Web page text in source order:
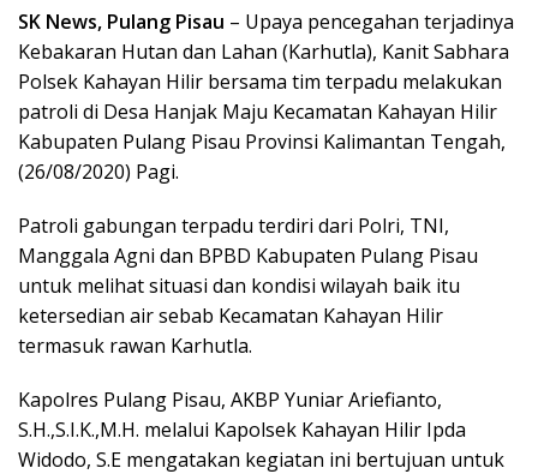
SK News, Pulang Pisau – Upaya pencegahan terjadinya
Kebakaran Hutan dan Lahan (Karhutla), Kanit Sabhara
Polsek Kahayan Hilir bersama tim terpadu melakukan
patroli di Desa Hanjak Maju Kecamatan Kahayan Hilir
Kabupaten Pulang Pisau Provinsi Kalimantan Tengah,
(26/08/2020) Pagi.
Patroli gabungan terpadu terdiri dari Polri, TNI,
Manggala Agni dan BPBD Kabupaten Pulang Pisau
untuk melihat situasi dan kondisi wilayah baik itu
ketersedian air sebab Kecamatan Kahayan Hilir
termasuk rawan Karhutla.
Kapolres Pulang Pisau, AKBP Yuniar Ariefianto,
S.H.,S.I.K.,M.H. melalui Kapolsek Kahayan Hilir Ipda
Widodo, S.E mengatakan kegiatan ini bertujuan untuk